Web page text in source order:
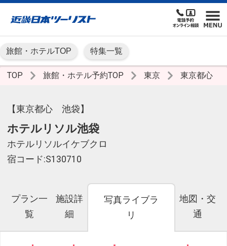
旅館・ホテルTOP 特集一覧
TOP 旅館・ホテル予約TOP 東京 東京都心
【東京都心 池袋】
ホテルリソル池袋
ホテルリソルイケブクロ
宿コード:S130710
プラン一
覧
施設詳
細
写真ライブラ
リ
地図・交
通